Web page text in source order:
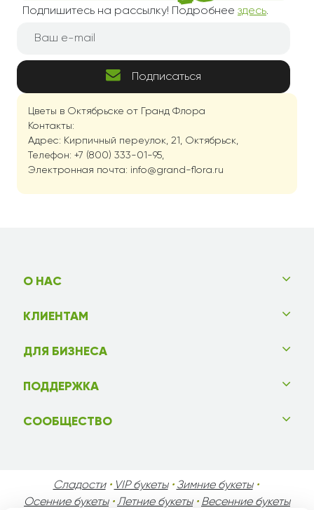
Цветы в Октябрьске от Гранд Флора
Контакты:
Адрес: Кирпичный переулок, 21, Октябрьск,
Телефон: +7 (800) 333-01-95,
Электронная почта: info@grand-flora.ru
Подпишитесь на рассылку! Подробнее здесь.
Подписаться
О НАС
КЛИЕНТАМ
ДЛЯ БИЗНЕСА
ПОДДЕРЖКА
СООБЩЕСТВО
Сладости• VIP букеты• Зимние букеты•
Осенние букеты•Летние букеты• Весенние букеты